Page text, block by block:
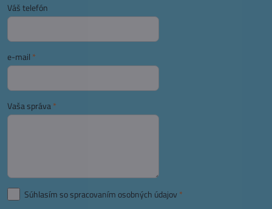
Váš telefón
e-mail *
Vaša správa*
Súhlasím so spracovaním osobných údajov *